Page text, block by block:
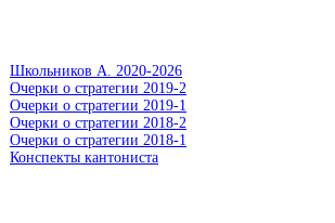
Школьников А. 2020-2026
Очерки о стратегии 2019-2
Очерки о стратегии 2019-1
Очерки о стратегии 2018-2
Очерки о стратегии 2018-1
Конспекты кантониста